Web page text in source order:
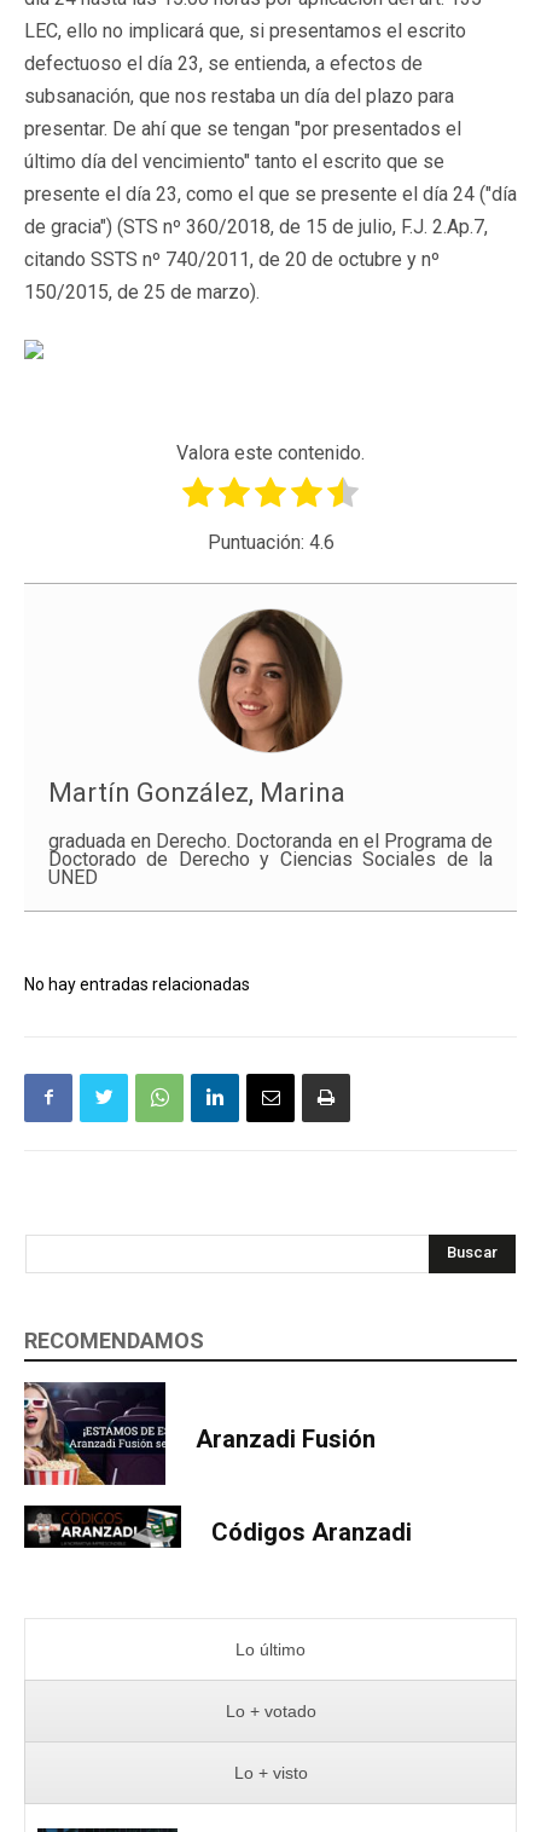
LEC, ello no implicará que, si presentamos el escrito
defectuoso el día 23, se entienda, a efectos de
subsanación, que nos restaba un día del plazo para
presentar. De ahí que se tengan "por presentados el
último día del vencimiento" tanto el escrito que se
presente el día 23, como el que se presente el día 24 ("día
de gracia") (STS nº 360/2018, de 15 de julio, F.J. 2.Ap.7,
citando SSTS nº 740/2011, de 20 de octubre y nº
150/2015, de 25 de marzo).
Valora este contenido.
Puntuación: 4.6
Martín González, Marina
graduada en Derecho. Doctoranda en el Programa de
Doctorado de Derecho y Ciencias Sociales de la
UNED
No hay entradas relacionadas
Buscar
RECOMENDAMOS
Aranzadi Fusión
Códigos Aranzadi
Lo último
Lo + votado
Lo + visto